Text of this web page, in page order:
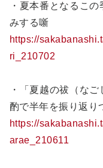
・夏本番となるこ
みする噺
https://
ri_210702
・「夏越の祓（な
酌で半年を振り返り
https://
arae_210611